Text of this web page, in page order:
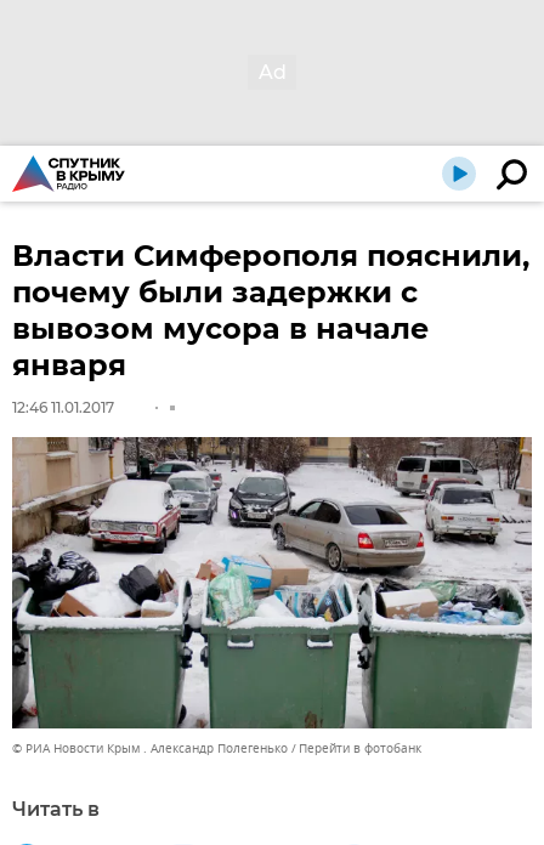
Власти Симферополя пояснили,
почему были задержки с
вывозом мусора в начале
января
12:46 11.01.2017
© РИА Новости Крым . Александр Полегенько Перейти в фотобанк
Читать в